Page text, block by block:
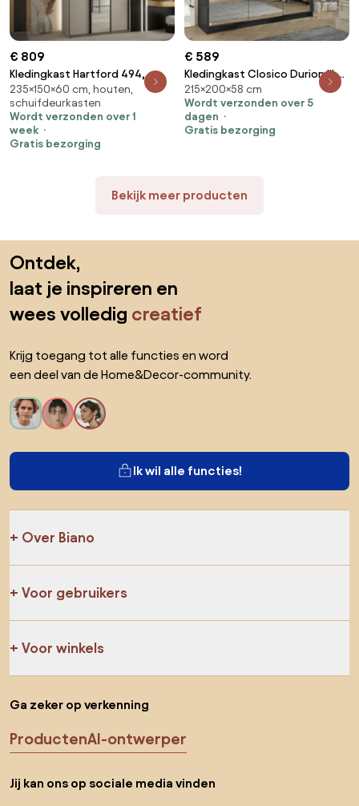
€ 809
Kledingkast Hartford 494,
Zwart, Kasjmier, 235x150x60cm,
141.9 kg, Kledingkast deuren:
Schuivend
235×150×60 cm, houten,
schuifdeurkasten
Wordt verzonden over 1
week
Gratis bezorging
€ 589
Kledingkast Closico Durion III,
Zwart, 215x200x58cm, 191 kg,
Kledingkast deuren: Schuivend,
Aantal planken: 9, Aantal
planken: 9
215×200×58 cm
Wordt verzonden over 5
dagen
Gratis bezorging
Bekijk meer producten
Ontdek,
laat je inspireren en
wees volledig creatief
Krijg toegang tot alle functies en word
een deel van de Home&Decor-community.
Ik wil alle functies!
Over Biano
Voor gebruikers
Voor winkels
Ga zeker op verkenning
ProductenAI-ontwerper
Jij kan ons op sociale media vinden